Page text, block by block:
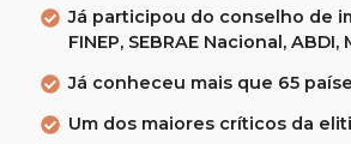
Já participou do conselho de
FINEP, SEBRAE Nacional, ABDI,
Já conheceu mais que 65
Um dos maiores críticos da